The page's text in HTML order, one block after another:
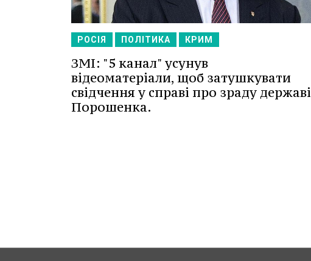
РОСІЯ ПОЛІТИКА КРИМ
ЗМІ: "5 канал" усунув
відеоматеріали, щоб затушкувати
свідчення у справі про зраду державі
Порошенка.